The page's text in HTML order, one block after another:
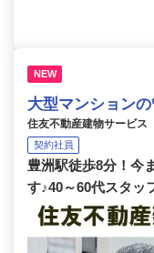
NEW
大型マンション
住友不動産建物サービ
契約社員
豊洲駅徒歩8分！今
す♪40～60代スタッ